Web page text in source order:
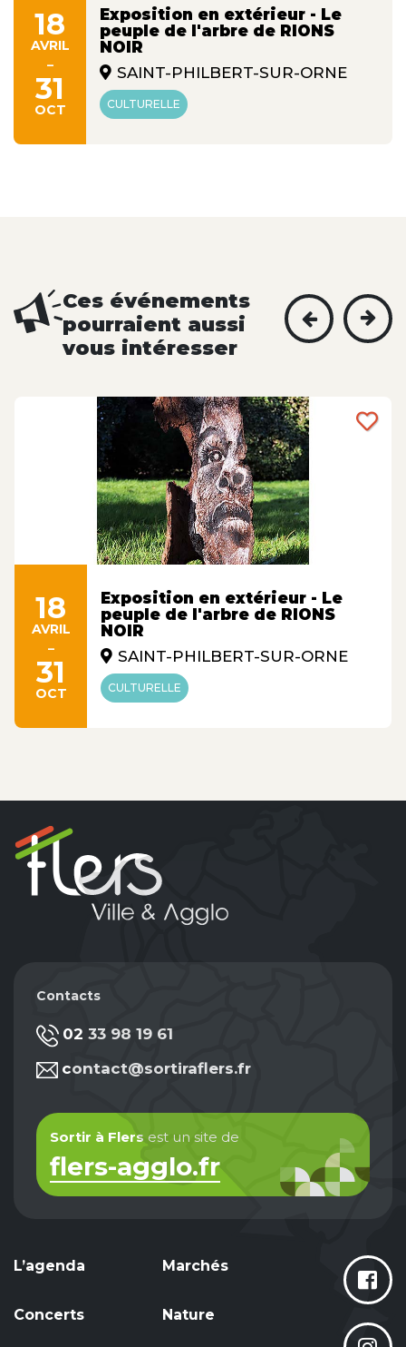
18
AVRIL
-
31
OCT
Exposition en extérieur - Le
peuple de l'arbre de RIONS
NOIR
SAINT-PHILBERT-SUR-ORNE
CULTURELLE
Ces événements
pourraient aussi
vous intéresser
18
AVRIL
-
31
OCT
Exposition en extérieur - Le
peuple de l'arbre de RIONS
NOIR
SAINT-PHILBERT-SUR-ORNE
CULTURELLE
Contacts
02 33 98 19 61
contact@sortiraflers.fr
Sortir à Flers est un site de
flers-agglo.fr
L’agenda
Concerts
Marchés
Nature